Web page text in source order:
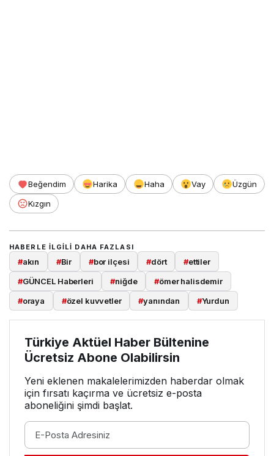
Beğendim Harika Haha Vay
Üzgün
Kızgın
HABERLE ILGILI DAHA FAZLASI
#akın #Bir #bor ilçesi #dört #ettiler
#GÜNCEL Haberleri #niğde #ömer halisdemir
#oraya #özel kuvvetler #yanından #Yurdun
Türkiye Aktüel Haber Bültenine
Ücretsiz Abone Olabilirsin
Yeni eklenen makalelerimizden haberdar olmak
için fırsatı kaçırma ve ücretsiz e-posta
aboneliğini şimdi başlat.